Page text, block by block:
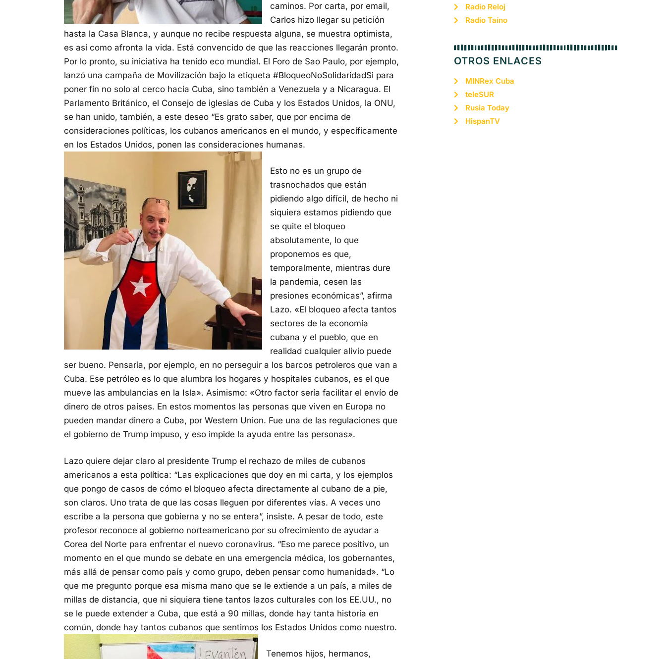
caminos. Por carta, por email,
Carlos hizo llegar su petición
hasta la Casa Blanca, y aunque no recibe respuesta alguna, se muestra optimista,
es así como afronta la vida. Está convencido de que las reacciones llegarán pronto.
Por lo pronto, su iniciativa ha tenido eco mundial. El Foro de Sao Paulo, por ejemplo,
lanzó una campaña de Movilización bajo la etiqueta #BloqueoNoSolidaridadSi para
poner fin no solo al cerco hacia Cuba, sino también a Venezuela y a Nicaragua. El
Parlamento Británico, el Consejo de iglesias de Cuba y los Estados Unidos, la ONU,
se han unido, también, a este deseo “Es grato saber, que por encima de
consideraciones políticas, los cubanos americanos en el mundo, y específicamente
en los Estados Unidos, ponen las consideraciones humanas.
Esto no es un grupo de
trasnochados que están
pidiendo algo difícil, de hecho ni
siquiera estamos pidiendo que
se quite el bloqueo
absolutamente, lo que
proponemos es que,
temporalmente, mientras dure
la pandemia, cesen las
presiones económicas”, afirma
Lazo. «El bloqueo afecta tantos
sectores de la economía
cubana y el pueblo, que en
realidad cualquier alivio puede
ser bueno. Pensaría, por ejemplo, en no perseguir a los barcos petroleros que van a
Cuba. Ese petróleo es lo que alumbra los hogares y hospitales cubanos, es el que
mueve las ambulancias en la Isla». Asimismo: «Otro factor sería facilitar el envío de
dinero de otros países. En estos momentos las personas que viven en Europa no
pueden mandar dinero a Cuba, por Western Union. Fue una de las regulaciones que
el gobierno de Trump impuso, y eso impide la ayuda entre las personas».
Lazo quiere dejar claro al presidente Trump el rechazo de miles de cubanos
americanos a esta política: “Las explicaciones que doy en mi carta, y los ejemplos
que pongo de casos de cómo el bloqueo afecta directamente al cubano de a pie,
son claros. Uno trata de que las cosas lleguen por diferentes vías. A veces uno
escribe a la persona que gobierna y no se entera”, insiste. A pesar de todo, este
profesor reconoce al gobierno norteamericano por su ofrecimiento de ayudar a
Corea del Norte para enfrentar el nuevo coronavirus. “Eso me parece positivo, un
momento en el que mundo se debate en una emergencia médica, los gobernantes,
más allá de pensar como país y como grupo, deben pensar como humanidad». “Lo
que me pregunto porque esa misma mano que se le extiende a un país, a miles de
millas de distancia, que ni siquiera tiene tantos lazos culturales con los EE.UU., no
se le puede extender a Cuba, que está a 90 millas, donde hay tanta historia en
común, donde hay tantos cubanos que sentimos los Estados Unidos como nuestro.
Tenemos hijos, hermanos,
Radio Reloj
Radio Taíno
OTROS ENLACES
MINRex Cuba
teleSUR
Rusia Today
HispanTV